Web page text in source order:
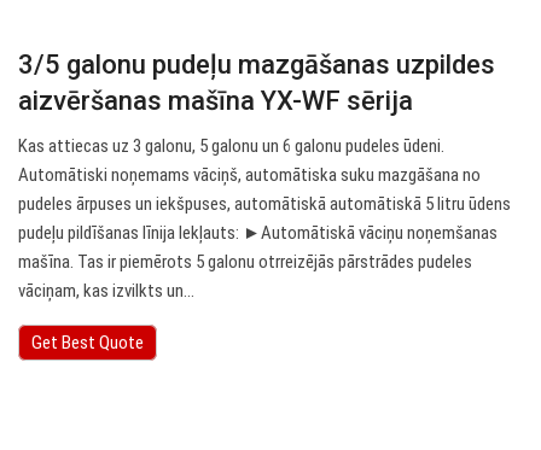
3/5 galonu pudeļu mazgāšanas uzpildes
aizvēršanas mašīna YX-WF sērija
Kas attiecas uz 3 galonu, 5 galonu un 6 galonu pudeles ūdeni.
Automātiski noņemams vāciņš, automātiska suku mazgāšana no
pudeles ārpuses un iekšpuses, automātiskā automātiskā 5 litru ūdens
pudeļu pildīšanas līnija Iekļauts: ►Automātiskā vāciņu noņemšanas
mašīna. Tas ir piemērots 5 galonu otrreizējās pārstrādes pudeles
vāciņam, kas izvilkts un…
Get Best Quote